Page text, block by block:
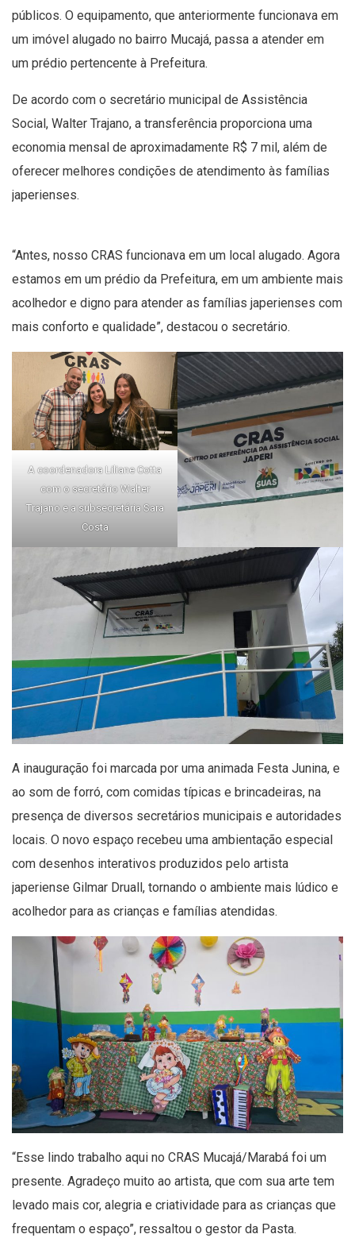
públicos. O equipamento, que anteriormente funcionava em
um imóvel alugado no bairro Mucajá, passa a atender em
um prédio pertencente à Prefeitura.
De acordo com o secretário municipal de Assistência
Social, Walter Trajano, a transferência proporciona uma
economia mensal de aproximadamente R$ 7 mil, além de
oferecer melhores condições de atendimento às famílias
japerienses.
“Antes, nosso CRAS funcionava em um local alugado. Agora
estamos em um prédio da Prefeitura, em um ambiente mais
acolhedor e digno para atender as famílias japerienses com
mais conforto e qualidade”, destacou o secretário.
A coordenadora Liliane Cotta
com o secretário Walter
Trajano e a subsecretária Sara
Costa
A inauguração foi marcada por uma animada Festa Junina, e
ao som de forró, com comidas típicas e brincadeiras, na
presença de diversos secretários municipais e autoridades
locais. O novo espaço recebeu uma ambientação especial
com desenhos interativos produzidos pelo artista
japeriense Gilmar Druall, tornando o ambiente mais lúdico e
acolhedor para as crianças e famílias atendidas.
“Esse lindo trabalho aqui no CRAS Mucajá/Marabá foi um
presente. Agradeço muito ao artista, que com sua arte tem
levado mais cor, alegria e criatividade para as crianças que
frequentam o espaço”, ressaltou o gestor da Pasta.